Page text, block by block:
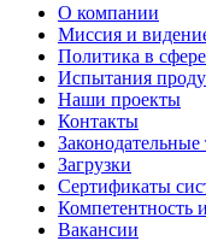
О компании
Миссия и
Политика в сфере
Испытания
Наши проекты
Контакты
Законодательные
Загрузки
Сертификаты
Компетентность
Вакансии